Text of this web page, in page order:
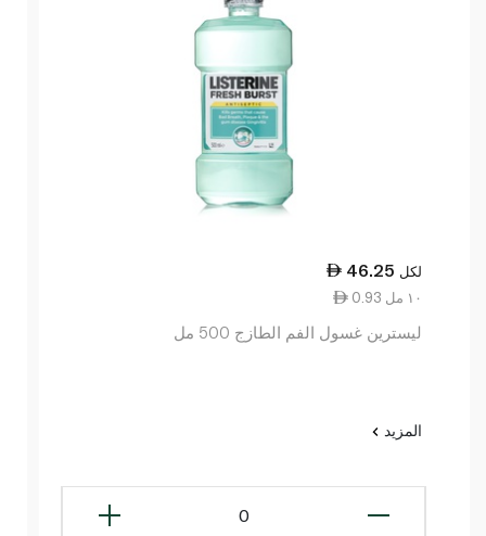
46.25 لكل
0.93 ١٠ مل
ليسترين غسول الفم الطازج 500 مل
المزيد
0